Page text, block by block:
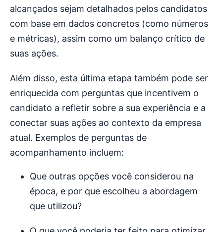
alcançados sejam detalhados pelos candidatos
com base em dados concretos (como números
e métricas), assim como um balanço crítico de
suas ações.
Além disso, esta última etapa também pode ser
enriquecida com perguntas que incentivem o
candidato a refletir sobre a sua experiência e a
conectar suas ações ao contexto da empresa
atual. Exemplos de perguntas de
acompanhamento incluem:
Que outras opções você considerou na
época, e por que escolheu a abordagem
que utilizou?